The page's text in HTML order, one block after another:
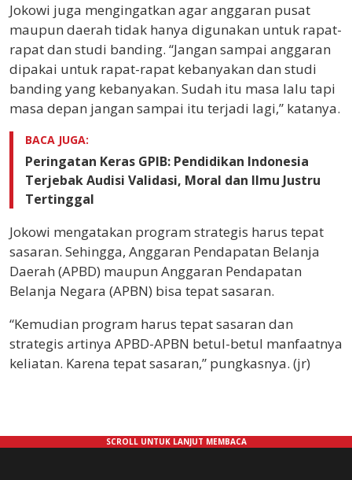
Jokowi juga mengingatkan agar anggaran pusat
maupun daerah tidak hanya digunakan untuk rapat-
rapat dan studi banding. “Jangan sampai anggaran
dipakai untuk rapat-rapat kebanyakan dan studi
banding yang kebanyakan. Sudah itu masa lalu tapi
masa depan jangan sampai itu terjadi lagi,” katanya.
BACA JUGA:
Peringatan Keras GPIB: Pendidikan Indonesia
Terjebak Audisi Validasi, Moral dan Ilmu Justru
Tertinggal
Jokowi mengatakan program strategis harus tepat
sasaran. Sehingga, Anggaran Pendapatan Belanja
Daerah (APBD) maupun Anggaran Pendapatan
Belanja Negara (APBN) bisa tepat sasaran.
“Kemudian program harus tepat sasaran dan
strategis artinya APBD-APBN betul-betul manfaatnya
keliatan. Karena tepat sasaran,” pungkasnya. (jr)